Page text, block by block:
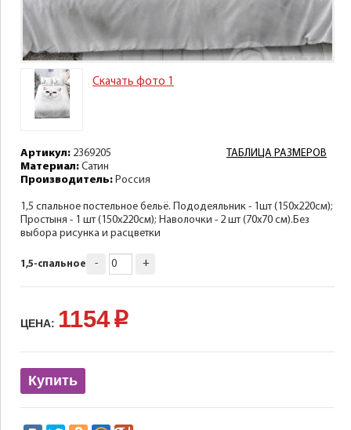
Скачать фото 1
ТАБЛИЦА РАЗМЕРОВ
Артикул: 2369205
Материал: Сатин
Производитель: Россия
1,5 спальное постельное бельё. Пододеяльник - 1шт (150х220см);
Простыня - 1 шт (150х220см); Наволочки - 2 шт (70х70 см).Без
выбора рисунка и расцветки
1,5-спальное - +
ЦЕНА: 1154 p
Купить